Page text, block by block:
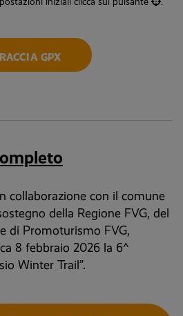
GPX
collaborazione con il comune
della Regione FVG, del
di Promoturismo FVG,
8 febbraio 2026 la 6^
Winter Trail”.